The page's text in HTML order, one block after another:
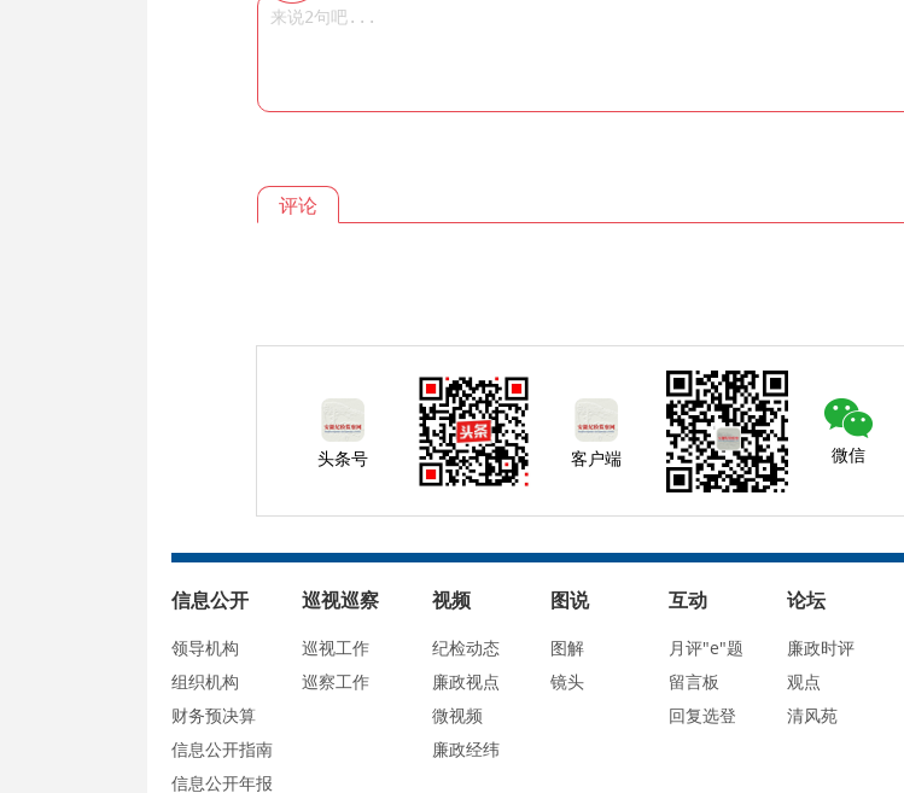
评论
头条号 客户端 微信
信息公开
领导机构
组织机构
财务预决算
信息公开指南
信息公开年报
巡视巡察
巡视工作
巡察工作
视频
纪检动态
廉政视点
微视频
廉政经纬
图说
图解
镜头
互动
月评"e"题
留言板
回复选登
论坛
廉政时评
观点
清风苑